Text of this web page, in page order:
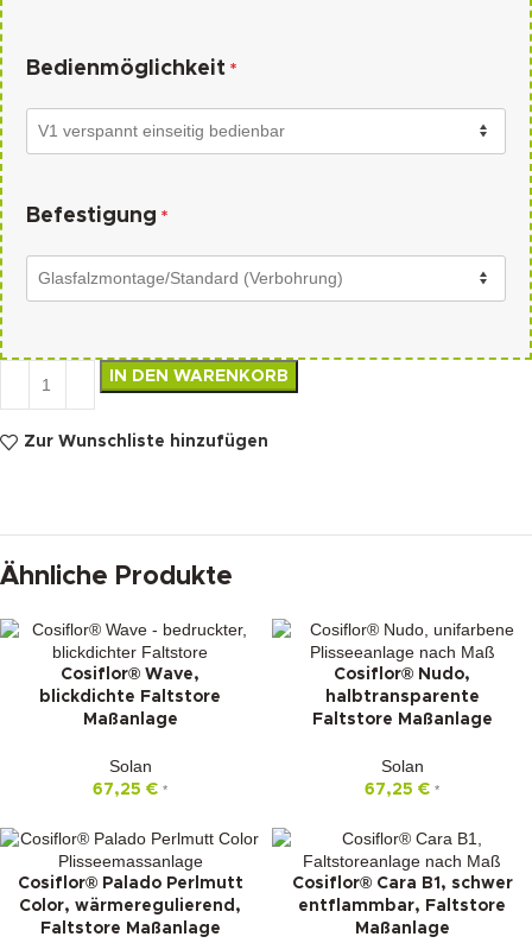
Bedienmöglichkeit *
Befestigung *
IN DEN WARENKORB
Zur Wunschliste hinzufügen
Ähnliche Produkte
Cosiflor® Wave,
blickdichte Faltstore
Maßanlage
Solan
67,25 € *
Cosiflor® Nudo,
halbtransparente
Faltstore Maßanlage
Solan
67,25 € *
Cosiflor® Palado Perlmutt
Color, wärmeregulierend,
Faltstore Maßanlage
Cosiflor® Cara B1, schwer
entflammbar, Faltstore
Maßanlage